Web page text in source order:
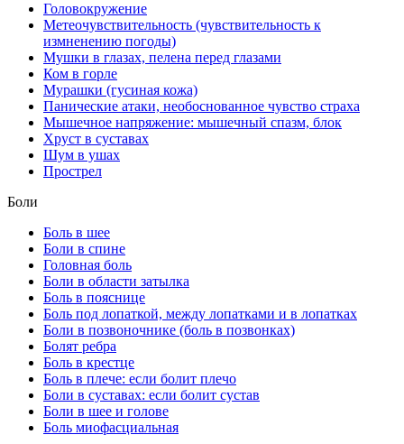
Головокружение
Метеочувствительность (чувствительность к
измненению погоды)
Мушки в глазах, пелена перед глазами
Ком в горле
Мурашки (гусиная кожа)
Панические атаки, необоснованное чувство страха
Мышечное напряжение: мышечный спазм, блок
Хруст в суставах
Шум в ушах
Прострел
Боли
Боль в шее
Боли в спине
Головная боль
Боли в области затылка
Боль в пояснице
Боль под лопаткой, между лопатками и в лопатках
Боли в позвоночнике (боль в позвонках)
Болят ребра
Боль в крестце
Боль в плече: если болит плечо
Боли в суставах: если болит сустав
Боли в шее и голове
Боль миофасциальная